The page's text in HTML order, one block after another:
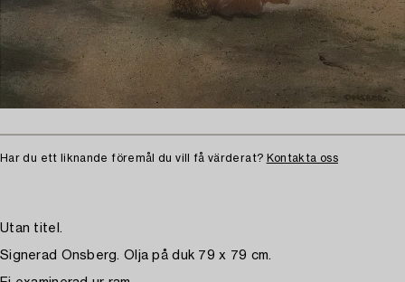
Har du ett liknande föremål du vill få värderat? Kontakta oss
Utan titel.
Signerad Onsberg. Olja på duk 79 x 79 cm.